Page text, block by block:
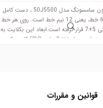
بک لایت تلویزیون سامسونگ مدل 50J5500 ، دست کامل
این مدل شامل 6 خط، یعنی 12 نیم خط است. روی هر خط
12 ال‌ای‌دی ، یعنی 5+7 قرار گرفته است.ابعاد این بکلایت به
قوانین و مقررات